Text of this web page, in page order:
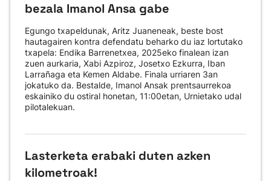
bezala Imanol Ansa gabe
Egungo txapeldunak, Aritz Juaneneak, beste bost
hautagairen kontra defendatu beharko du iaz lortutako
txapela: Endika Barrenetxea, 2025eko finalean izan
zuen aurkaria, Xabi Azpiroz, Josetxo Ezkurra, Iban
Larrañaga eta Kemen Aldabe. Finala urriaren 3an
jokatuko da. Bestalde, Imanol Ansak prentsaurrekoa
eskainiko du ostiral honetan, 11:00etan, Urnietako udal
pilotalekuan.
Lasterketa erabaki duten azken
kilometroak!